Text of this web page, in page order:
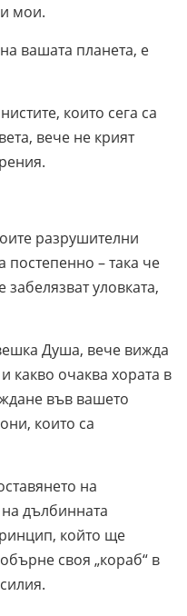
мои.
вашата планета, е
които сега са
вече не крият
разрушителни
– така че
уловката,
Душа, вече вижда
какво очаква хората в
във вашето
които са
на
дълбинната
който ще
своя „кораб“ в